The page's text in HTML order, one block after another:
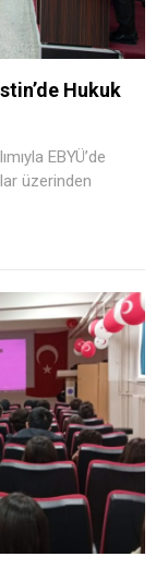
Hukuk
EBYÜ’de
üzerinden